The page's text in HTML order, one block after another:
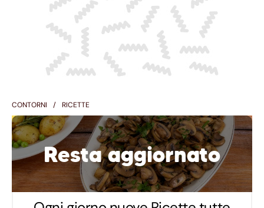
CONTORNI RICETTE
Resta aggiornato